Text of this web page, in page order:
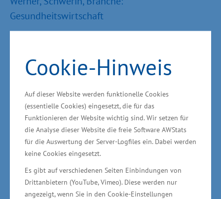
Cookie-Hinweis
Auf dieser Website werden funktionelle Cookies
(essentielle Cookies) eingesetzt, die für das
Funktionieren der Website wichtig sind. Wir setzen für
die Analyse dieser Website die freie Software AWStats
für die Auswertung der Server-Logfiles ein. Dabei werden
keine Cookies eingesetzt.
Es gibt auf verschiedenen Seiten Einbindungen von
Drittanbietern (YouTube, Vimeo). Diese werden nur
angezeigt, wenn Sie in den Cookie-Einstellungen
Gesundheitswirtschaft
die Qualität von Medizinprodukten,
Desinfektionsmitteln und ähnlicher Produkte.
wird gemäß europäischer (EN) und
internationaler (ISO) Normen beziehungsweise
Standards mit fundierter Methodik, gemäß aller
gängigen Richtlinien und immer ohne
Tierversuche getestet. Jährlich werden rund
4.000 Einzeltests für rund 650 internationale
Kunden durchgeführt. Das 1996 gegründete